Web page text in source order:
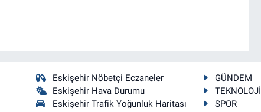
Eskişehir Nöbetçi Eczaneler
Eskişehir Hava Durumu
Eskişehir Trafik Yoğunluk Haritası
GÜNDEM
TEKNOLOJİ
SPOR